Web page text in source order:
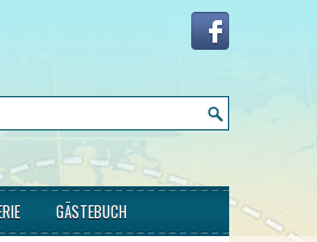
GÄSTEBUCH